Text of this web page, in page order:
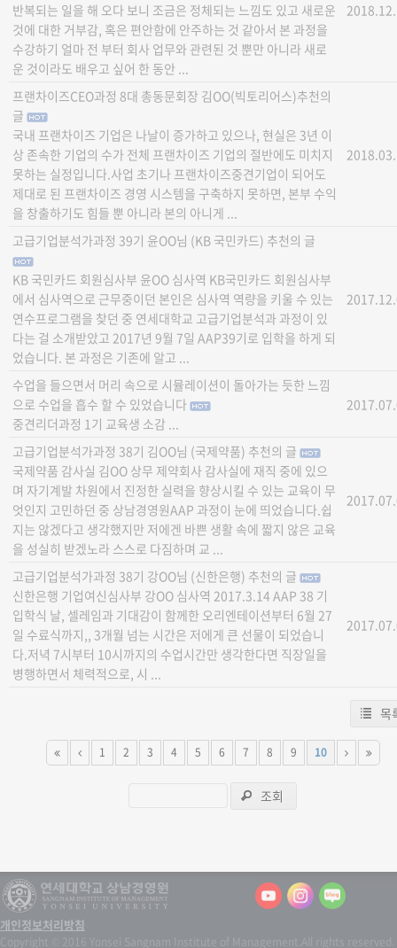
반복되는 일을 해 오다 보니 조금은 정체되는 느낌도 있고 새로운
것에 대한 거부감, 혹은 편안함에 안주하는 것 같아서 본 과정을
수강하기 얼마 전 부터 회사 업무와 관련된 것 뿐만 아니라 새로
운 것이라도 배우고 싶어 한 동안 ...
프랜차이즈CEO과정 8대 총동문회장 김OO(빅토리어스)추천의
글
국내 프랜차이즈 기업은 나날이 증가하고 있으나, 현실은 3년 이
상 존속한 기업의 수가 전체 프랜차이즈 기업의 절반에도 미치지
못하는 실정입니다.사업 초기나 프랜차이즈중견기업이 되어도
제대로 된 프랜차이즈 경영 시스템을 구축하지 못하면, 본부 수익
을 창출하기도 힘들 뿐 아니라 본의 아니게 ...
고급기업분석가과정 39기 윤OO님 (KB 국민카드) 추천의 글
KB 국민카드 회원심사부 윤OO 심사역 KB국민카드 회원심사부
에서 심사역으로 근무중이던 본인은 심사역 역량을 키울 수 있는
연수프로그램을 찾던 중 연세대학교 고급기업분석과 과정이 있
다는 걸 소개받았고 2017년 9월 7일 AAP39기로 입학을 하게 되
었습니다. 본 과정은 기존에 알고 ...
수업을 들으면서 머리 속으로 시뮬레이션이 돌아가는 듯한 느낌
으로 수업을 흡수 할 수 있었습니다
중견리더과정 1기 교육생 소감 ...
고급기업분석가과정 38기 김OO님 (국제약품) 추천의 글
국제약품 감사실 김OO 상무 제약회사 감사실에 재직 중에 있으
며 자기계발 차원에서 진정한 실력을 향상시킬 수 있는 교육이 무
엇인지 고민하던 중 상남경영원AAP 과정이 눈에 띄었습니다.쉽
지는 않겠다고 생각했지만 저에겐 바쁜 생활 속에 짧지 않은 교육
을 성실히 받겠노라 스스로 다짐하며 교 ...
고급기업분석가과정 38기 강OO님 (신한은행) 추천의 글
신한은행 기업여신심사부 강OO 심사역 2017.3.14 AAP 38 기
입학식 날, 셀레임과 기대감이 함께한 오리엔테이션부터 6월 27
일 수료식까지,, 3개월 넘는 시간은 저에게 큰 선물이 되었습니
다.저녁 7시부터 10시까지의 수업시간만 생각한다면 직장일을
병행하면서 체력적으로, 시 ...
목
1 2 3 4 5 6 7 8 9 10
조회
개인정보처리방침
Copyright © 2016 Yonsei Sangnam Institute of Management.All rights reserved.